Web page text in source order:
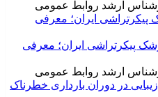
ارشد روابط عمومی
پیکرتراشی ایران؛ معرفی
پزشک پیکرتراشی ایران؛ معرفی
ارشد روابط عمومی
در دوران بارداری خطرناک